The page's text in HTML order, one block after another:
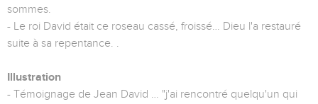
sommes.
- Le roi David était ce roseau cassé, froissé… Dieu l'a restauré
suite à sa repentance. .
Illustration
- Témoignage de Jean David … "j'ai rencontré quelqu'un qui